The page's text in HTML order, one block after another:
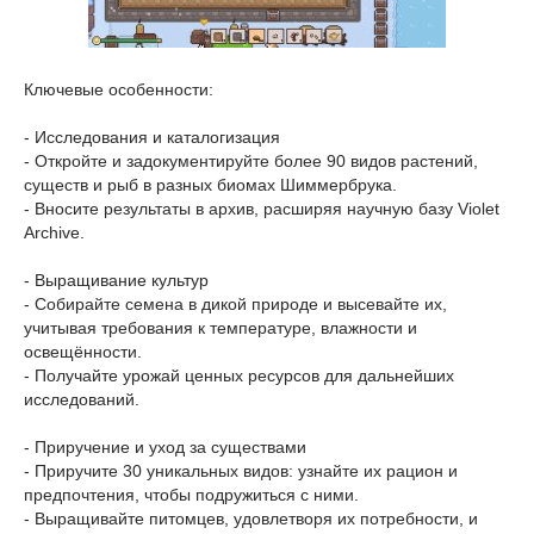
Ключевые особенности:
- Исследования и каталогизация
- Откройте и задокументируйте более 90 видов растений,
существ и рыб в разных биомах Шиммербрука.
- Вносите результаты в архив, расширяя научную базу Violet
Archive.
- Выращивание культур
- Собирайте семена в дикой природе и высевайте их,
учитывая требования к температуре, влажности и
освещённости.
- Получайте урожай ценных ресурсов для дальнейших
исследований.
- Приручение и уход за существами
- Приручите 30 уникальных видов: узнайте их рацион и
предпочтения, чтобы подружиться с ними.
- Выращивайте питомцев, удовлетворя их потребности, и